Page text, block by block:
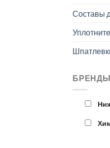
Составы
БРЕНДЫ